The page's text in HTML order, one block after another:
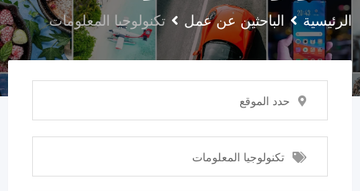
الرئيسية الباحثين عن عمل تكنولوجيا المعلومات
حدد الموقع
تكنولوجيا المعلومات